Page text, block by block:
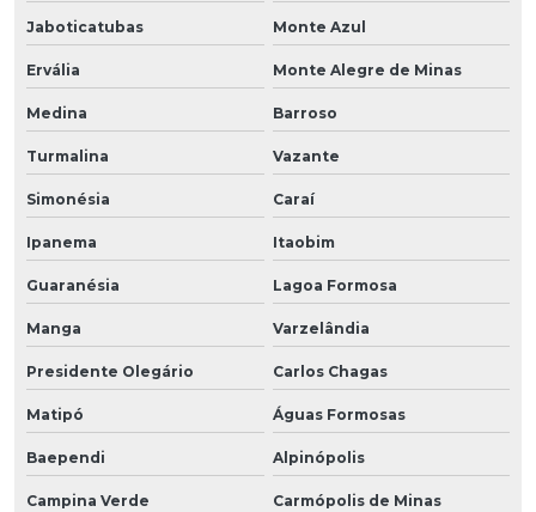
Jaboticatubas Monte Azul
Ervália Monte Alegre de Minas
Medina Barroso
Turmalina Vazante
Simonésia Caraí
Ipanema Itaobim
Guaranésia Lagoa Formosa
Manga Varzelândia
Presidente Olegário Carlos Chagas
Matipó Águas Formosas
Baependi Alpinópolis
Campina Verde Carmópolis de Minas